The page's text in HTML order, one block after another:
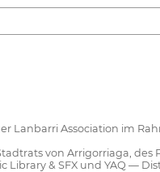
Lanbarri Association im
von Arrigorriaga,
Library & SFX und YAQ —